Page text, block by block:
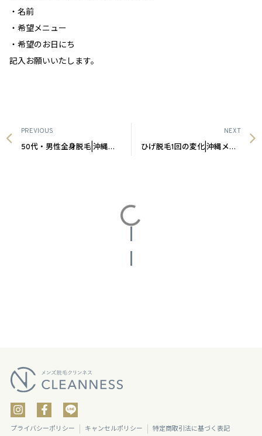
・名前
・希望メニュー
・希望のお日にち
記入お願いいたします。
PREVIOUS
50代・男性全身脱毛|沖縄メンズ脱毛
NEXT
ひげ脱毛1回の変化|沖縄メンズ脱毛
プライバシーポリシー キャンセルポリシー 特定商取引法に基づく表記